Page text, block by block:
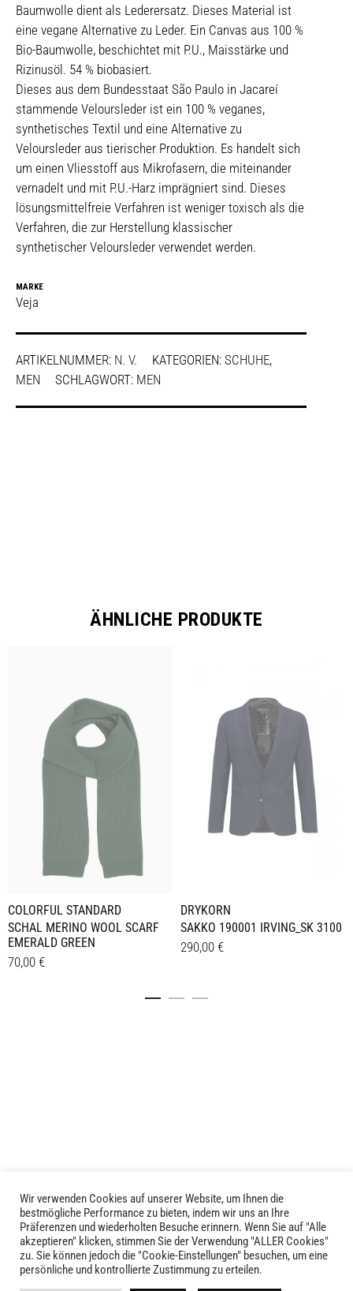
Baumwolle dient als Lederersatz. Dieses Material ist
eine vegane Alternative zu Leder. Ein Canvas aus 100 %
Bio-Baumwolle, beschichtet mit P.U., Maisstärke und
Rizinusöl. 54 % biobasiert.
Dieses aus dem Bundesstaat São Paulo in Jacareí
stammende Veloursleder ist ein 100 % veganes,
synthetisches Textil und eine Alternative zu
Veloursleder aus tierischer Produktion. Es handelt sich
um einen Vliesstoff aus Mikrofasern, die miteinander
vernadelt und mit P.U.-Harz imprägniert sind. Dieses
lösungsmittelfreie Verfahren ist weniger toxisch als die
Verfahren, die zur Herstellung klassischer
synthetischer Veloursleder verwendet werden.
MARKE
Veja
ARTIKELNUMMER: N. V. KATEGORIEN: SCHUHE,
MEN
SCHLAGWORT: MEN
ÄHNLICHE PRODUKTE
COLORFUL STANDARD
SCHAL MERINO WOOL SCARF
EMERALD GREEN
70,00 €
DRYKORN
SAKKO 190001 IRVING_SK 3100
290,00 €
gewählt
werden
LIVID © 2024
Kontakt
Versandkosten
Wir verwenden Cookies auf unserer Website, um Ihnen die
bestmögliche Performance zu bieten, indem wir uns an Ihre
Präferenzen und wiederholten Besuche erinnern. Wenn Sie auf "Alle
akzeptieren" klicken, stimmen Sie der Verwendung "ALLER Cookies"
zu. Sie können jedoch die "Cookie-Einstellungen" besuchen, um eine
persönliche und kontrollierte Zustimmung zu erteilen.